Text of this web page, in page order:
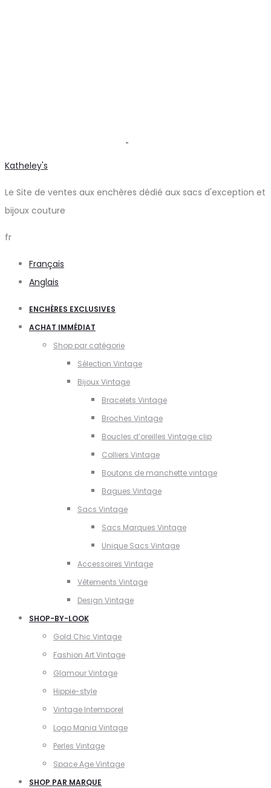
Katheley's
Le Site de ventes aux enchères dédié aux sacs d'exception et
bijoux couture
fr
Français
Anglais
ENCHÈRES EXCLUSIVES
ACHAT IMMÉDIAT
Shop par catégorie
Sélection Vintage
Bijoux Vintage
Bracelets Vintage
Broches Vintage
Boucles d’oreilles Vintage clip
Colliers Vintage
Boutons de manchette vintage
Bagues Vintage
Sacs Vintage
Sacs Marques Vintage
Unique Sacs Vintage
Accessoires Vintage
Vêtements Vintage
Design Vintage
SHOP-BY-LOOK
Gold Chic Vintage
Fashion Art Vintage
Glamour Vintage
Hippie-style
Vintage Intemporel
Logo Mania Vintage
Perles Vintage
Space Age Vintage
SHOP PAR MARQUE